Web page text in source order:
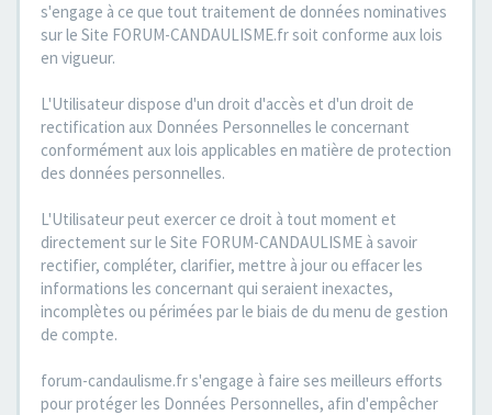
s'engage à ce que tout traitement de données nominatives
sur le Site FORUM-CANDAULISME.fr soit conforme aux lois
en vigueur.
L'Utilisateur dispose d'un droit d'accès et d'un droit de
rectification aux Données Personnelles le concernant
conformément aux lois applicables en matière de protection
des données personnelles.
L'Utilisateur peut exercer ce droit à tout moment et
directement sur le Site FORUM-CANDAULISME à savoir
rectifier, compléter, clarifier, mettre à jour ou effacer les
informations les concernant qui seraient inexactes,
incomplètes ou périmées par le biais de du menu de gestion
de compte.
forum-candaulisme.fr s'engage à faire ses meilleurs efforts
pour protéger les Données Personnelles, afin d'empêcher